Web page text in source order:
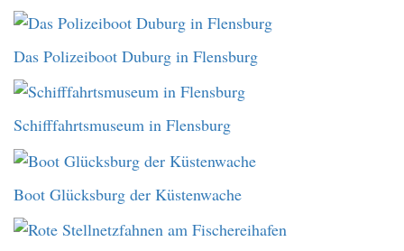
Das Polizeiboot Duburg in Flensburg
Schifffahrtsmuseum in Flensburg
Boot Glücksburg der Küstenwache